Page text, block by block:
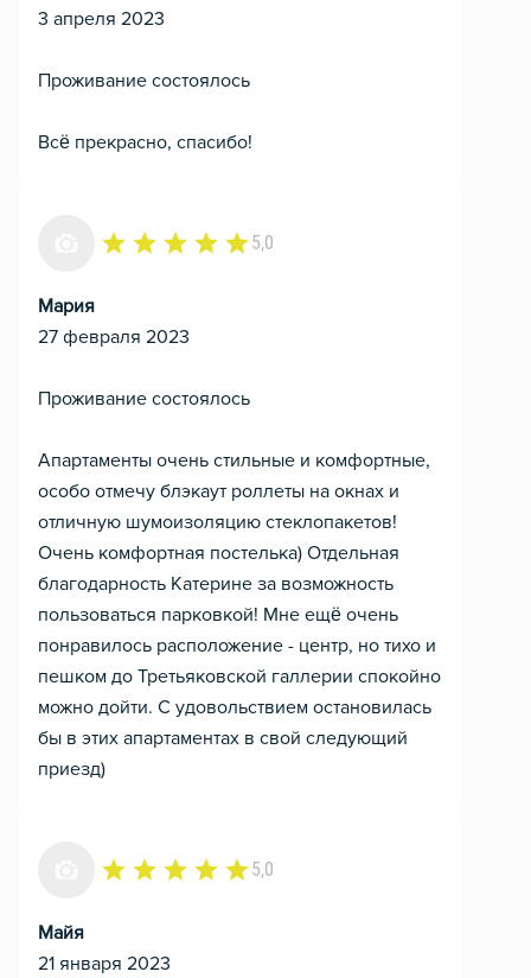
3 апреля 2023
Проживание состоялось
Всё прекрасно, спасибо!
5,0
Мария
27 февраля 2023
Проживание состоялось
Апартаменты очень стильные и комфортные,
особо отмечу блэкаут роллеты на окнах и
отличную шумоизоляцию стеклопакетов!
Очень комфортная постелька) Отдельная
благодарность Катерине за возможность
пользоваться парковкой! Мне ещё очень
понравилось расположение - центр, но тихо и
пешком до Третьяковской галлерии спокойно
можно дойти. С удовольствием остановилась
бы в этих апартаментах в свой следующий
приезд)
5,0
Майя
21 января 2023